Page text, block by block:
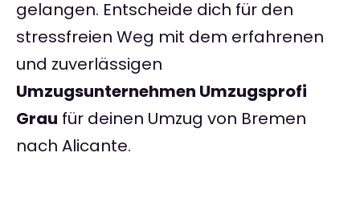
gelangen. Entscheide dich für den
stressfreien Weg mit dem erfahrenen
und zuverlässigen
Umzugsunternehmen Umzugsprofi
Grau für deinen Umzug von Bremen
nach Alicante.